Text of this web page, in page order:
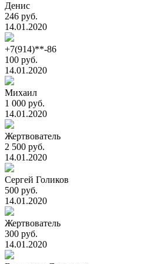
Денис
246 руб.
14.01.2020
+7(914)**-86
100 руб.
14.01.2020
Михаил
1 000 руб.
14.01.2020
Жертвователь
2 500 руб.
14.01.2020
Сергей Голиков
500 руб.
14.01.2020
Жертвователь
300 руб.
14.01.2020